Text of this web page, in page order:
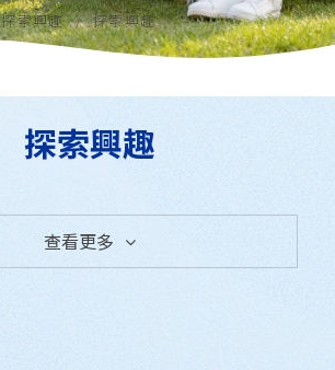
探索興趣 探索興趣
探索興趣
查看更多